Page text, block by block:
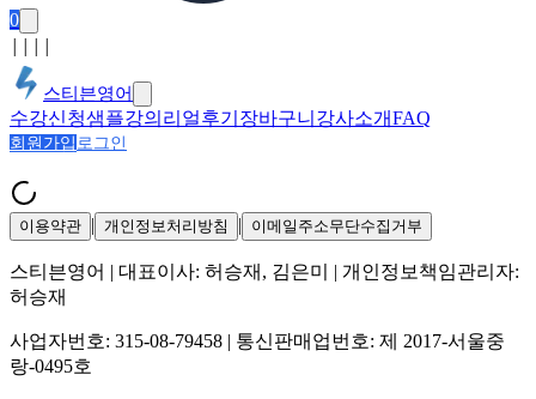
0
스티븐영어
수강신청샘플강의 리얼후기 장바구니 강사소개FAQ
회원가입 로그인
이용약관 | 개인정보처리방침 | 이메일주소무단수집거부
스티븐영어 | 대표이사: 허승재, 김은미
| 개인정보책임관리자:
허승재
사업자번호: 315-08-79458 | 통신판매업번호: 제 2017-서울중
랑-0495호